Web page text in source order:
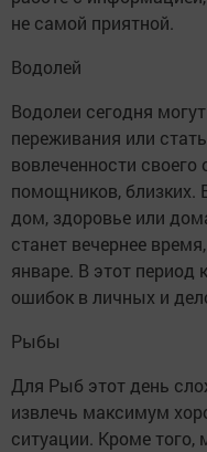
не самой приятной.
Водолей
Водолеи сегодня
переживания или
вовлеченности
помощников, близких.
дом, здоровье или
станет вечернее
январе. В этот период
ошибок в личных и
Рыбы
Для Рыб этот день
извлечь максимум
ситуации. Кроме того,